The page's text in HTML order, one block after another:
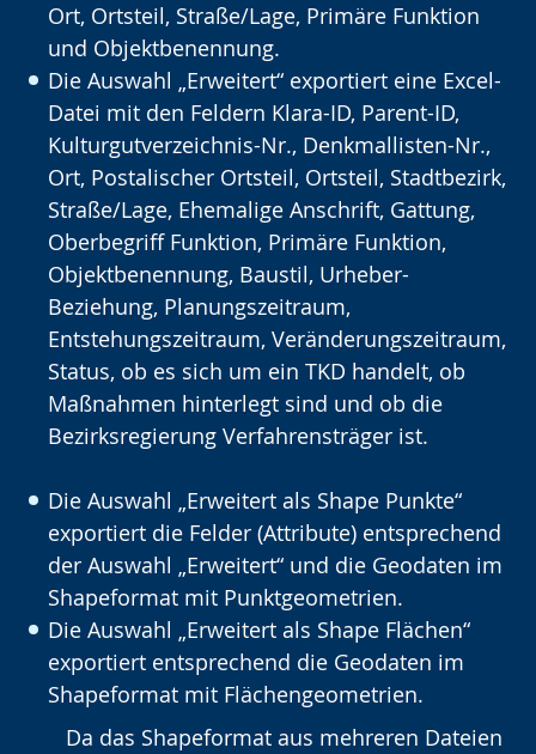
Ort, Ortsteil, Straße/Lage, Primäre Funktion
und Objektbenennung.
Die Auswahl „Erweitert“ exportiert eine Excel-
Datei mit den Feldern Klara-ID, Parent-ID,
Kulturgutverzeichnis-Nr., Denkmallisten-Nr.,
Ort, Postalischer Ortsteil, Ortsteil, Stadtbezirk,
Straße/Lage, Ehemalige Anschrift, Gattung,
Oberbegriff Funktion, Primäre Funktion,
Objektbenennung, Baustil, Urheber-
Beziehung, Planungszeitraum,
Entstehungszeitraum, Veränderungszeitraum,
Status, ob es sich um ein TKD handelt, ob
Maßnahmen hinterlegt sind und ob die
Bezirksregierung Verfahrensträger ist.
Die Auswahl „Erweitert als Shape Punkte“
exportiert die Felder (Attribute) entsprechend
der Auswahl „Erweitert“ und die Geodaten im
Shapeformat mit Punktgeometrien.
Die Auswahl „Erweitert als Shape Flächen“
exportiert entsprechend die Geodaten im
Shapeformat mit Flächengeometrien.
Da das Shapeformat aus mehreren Dateien